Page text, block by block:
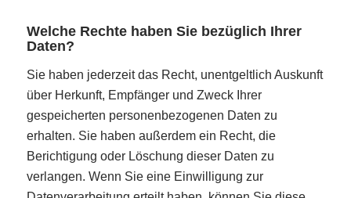
Welche Rechte haben Sie bezüglich Ihrer
Daten?
Sie haben jederzeit das Recht, unentgeltlich Auskunft
über Herkunft, Empfänger und Zweck Ihrer
gespeicherten personenbezogenen Daten zu
erhalten. Sie haben außerdem ein Recht, die
Berichtigung oder Löschung dieser Daten zu
verlangen. Wenn Sie eine Einwilligung zur